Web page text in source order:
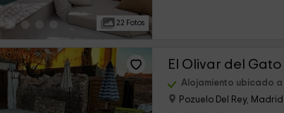
22 Fotos
El Olivar del Gato
Alojamiento ubicado a
Pozuelo Del Rey, Madrid